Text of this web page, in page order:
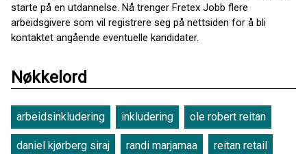
starte på en utdannelse. Nå trenger Fretex Jobb flere
arbeidsgivere som vil registrere seg på nettsiden for å bli
kontaktet angående eventuelle kandidater.
Nøkkelord
arbeidsinkludering inkludering ole robert reitan
daniel kjørberg siraj randi marjamaa reitan retail